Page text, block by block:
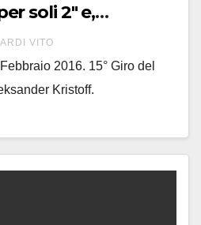
soli 2″ e,
VITO
2016. 15° Giro del
Kristoff.